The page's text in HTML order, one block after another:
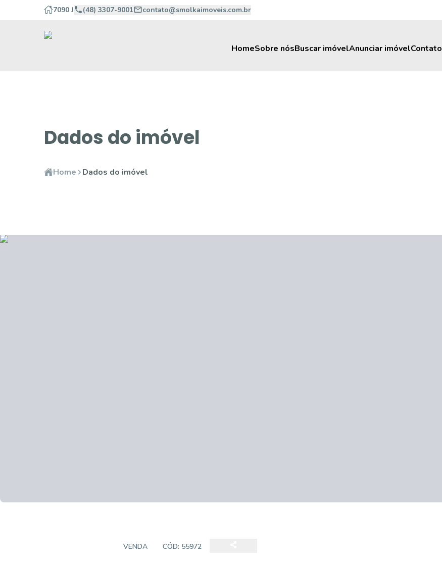
7090 J (48) 3307-9001 contato@smolkaimoveis.com.br
HomeSobre nósBuscar imóvelAnunciar imóvelContato
Dados do imóvel
Home Dados do imóvel
VENDA CÓD: 55972